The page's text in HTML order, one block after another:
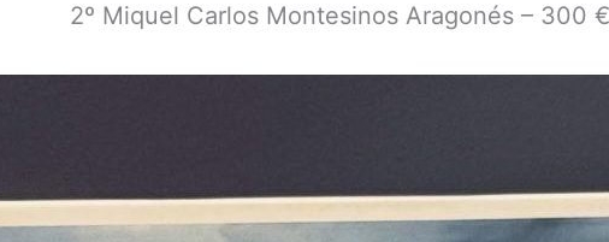
2º Miquel Carlos Montesinos Aragonés – 300 €